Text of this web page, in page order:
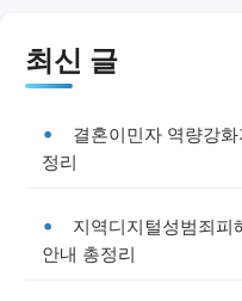
최신 글
결혼이민자 역량강
정리
지역디지털성범죄피
안내 총정리